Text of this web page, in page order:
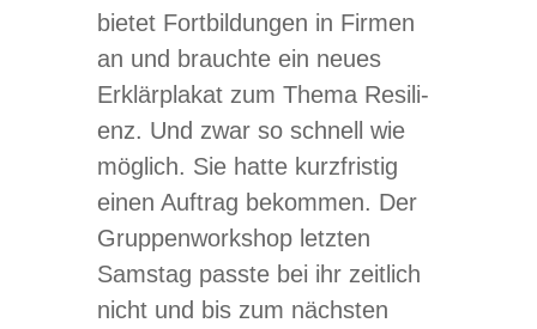
bie­tet Fort­bil­dun­gen in Fir­men
an und brauchte ein neues
Erklär­pla­kat zum Thema Resi­li­
enz. Und zwar so schnell wie
mög­lich. Sie hatte kurz­fris­tig
einen Auf­trag bekom­men. Der
Grup­pen­work­shop letz­ten
Sams­tag passte bei ihr zeit­lich
nicht und bis zum nächs­ten